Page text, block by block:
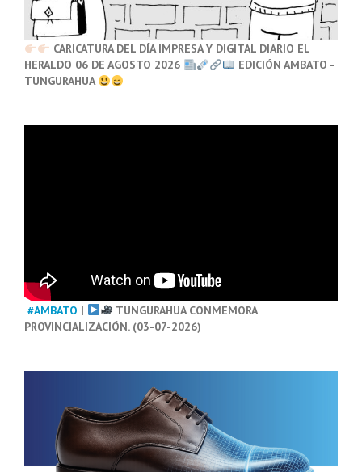
CARICATURA DEL DÍA IMPRESA Y DIGITAL DIARIO EL
HERALDO 06 DE AGOSTO 2026
EDICIÓN AMBATO -
TUNGURAHUA
#AMBATO |
TUNGURAHUA CONMEMORA
PROVINCIALIZACIÓN. (03-07-2026)